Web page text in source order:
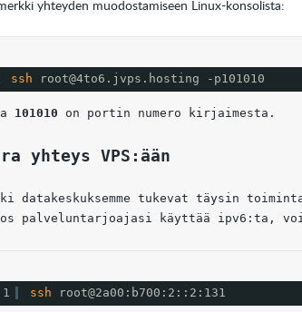
yhteyden muodostamiseen Linux-konsolista:
ssh root@4to6.jvps.hosting -p101010
101010 on portin numero kirjaimesta.
yhteys VPS:ään
datakeskuksemme tukevat täysin
palveluntarjoajasi käyttää ipv6:ta, voit
1 ssh root@2a00:b700:2::2:131